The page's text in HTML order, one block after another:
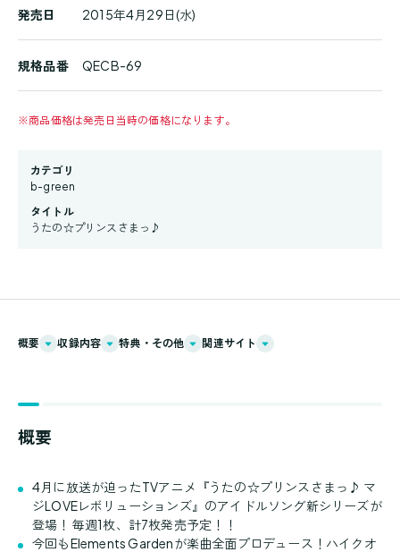
発売日 2015年4月29日(水)
規格品番 QECB-69
※商品価格は発売日当時の価格になります。
カテゴリ
b-green
タイトル
うたの☆プリンスさまっ♪
概要 収録内容 特典・その他 関連サイト
概要
4月に放送が迫ったTVアニメ『うたの☆プリンスさまっ♪ マ
ジLOVEレボリューションズ』のアイドルソング新シリーズが
登場！ 毎週1枚、計7枚発売予定！！
今回もElements Gardenが楽曲全面プロデュース！ハイクオ